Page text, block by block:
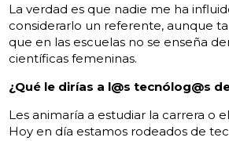
La verdad es que nadie me ha
considerarlo un referente, aunque
que en las escuelas no se enseña
científicas femeninas.
¿Qué le dirías a l@s tecnólog@s
Les animaría a estudiar la carrera o
Hoy en día estamos rodeados de